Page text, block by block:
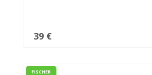
39 €
FISCHER